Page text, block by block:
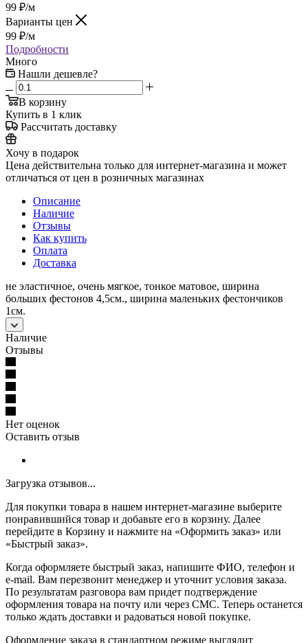
99 ₽/м
Варианты цен
99 ₽/м
Подробности
Много
Нашли дешевле?
В корзину
Купить в 1 клик
Рассчитать доставку
Хочу в подарок
Цена действительна только для интернет-магазина и может
отличаться от цен в розничных магазинах
Описание
Наличие
Отзывы
Как купить
Оплата
Доставка
не эластичное, очень мягкое, тонкое матовое, ширина
больших фестонов 4,5см., ширина маленьких фестончиков
1см.
Наличие
Отзывы
Нет оценок
Оставить отзыв
Загрузка отзывов...
Для покупки товара в нашем интернет-магазине выберите
понравившийся товар и добавьте его в корзину. Далее
перейдите в Корзину и нажмите на «Оформить заказ» или
«Быстрый заказ».
Когда оформляете быстрый заказ, напишите ФИО, телефон и
e-mail. Вам перезвонит менеджер и уточнит условия заказа.
По результатам разговора вам придет подтверждение
оформления товара на почту или через СМС. Теперь останется
только ждать доставки и радоваться новой покупке.
Оформление заказа в стандартном режиме выглядит